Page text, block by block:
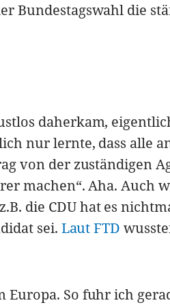
Bundestagswahl die
daherkam,
nur lernte, dass alle
von der zuständigen
machen“. Aha. Auch
die CDU hat es
sei. Laut FTD
So fuhr ich